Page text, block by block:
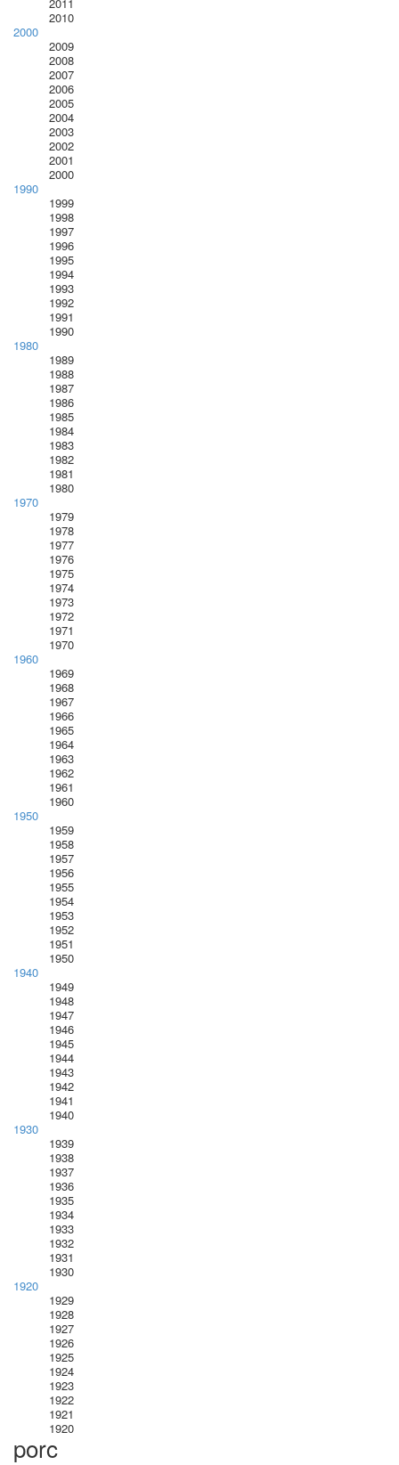
2010
2000
2009
2008
2007
2006
2005
2004
2003
2002
2001
2000
1990
1999
1998
1997
1996
1995
1994
1993
1992
1991
1990
1980
1989
1988
1987
1986
1985
1984
1983
1982
1981
1980
1970
1979
1978
1977
1976
1975
1974
1973
1972
1971
1970
1960
1969
1968
1967
1966
1965
1964
1963
1962
1961
1960
1950
1959
1958
1957
1956
1955
1954
1953
1952
1951
1950
1940
1949
1948
1947
1946
1945
1944
1943
1942
1941
1940
1930
1939
1938
1937
1936
1935
1934
1933
1932
1931
1930
1920
1929
1928
1927
1926
1925
1924
1923
1922
1921
1920
porc